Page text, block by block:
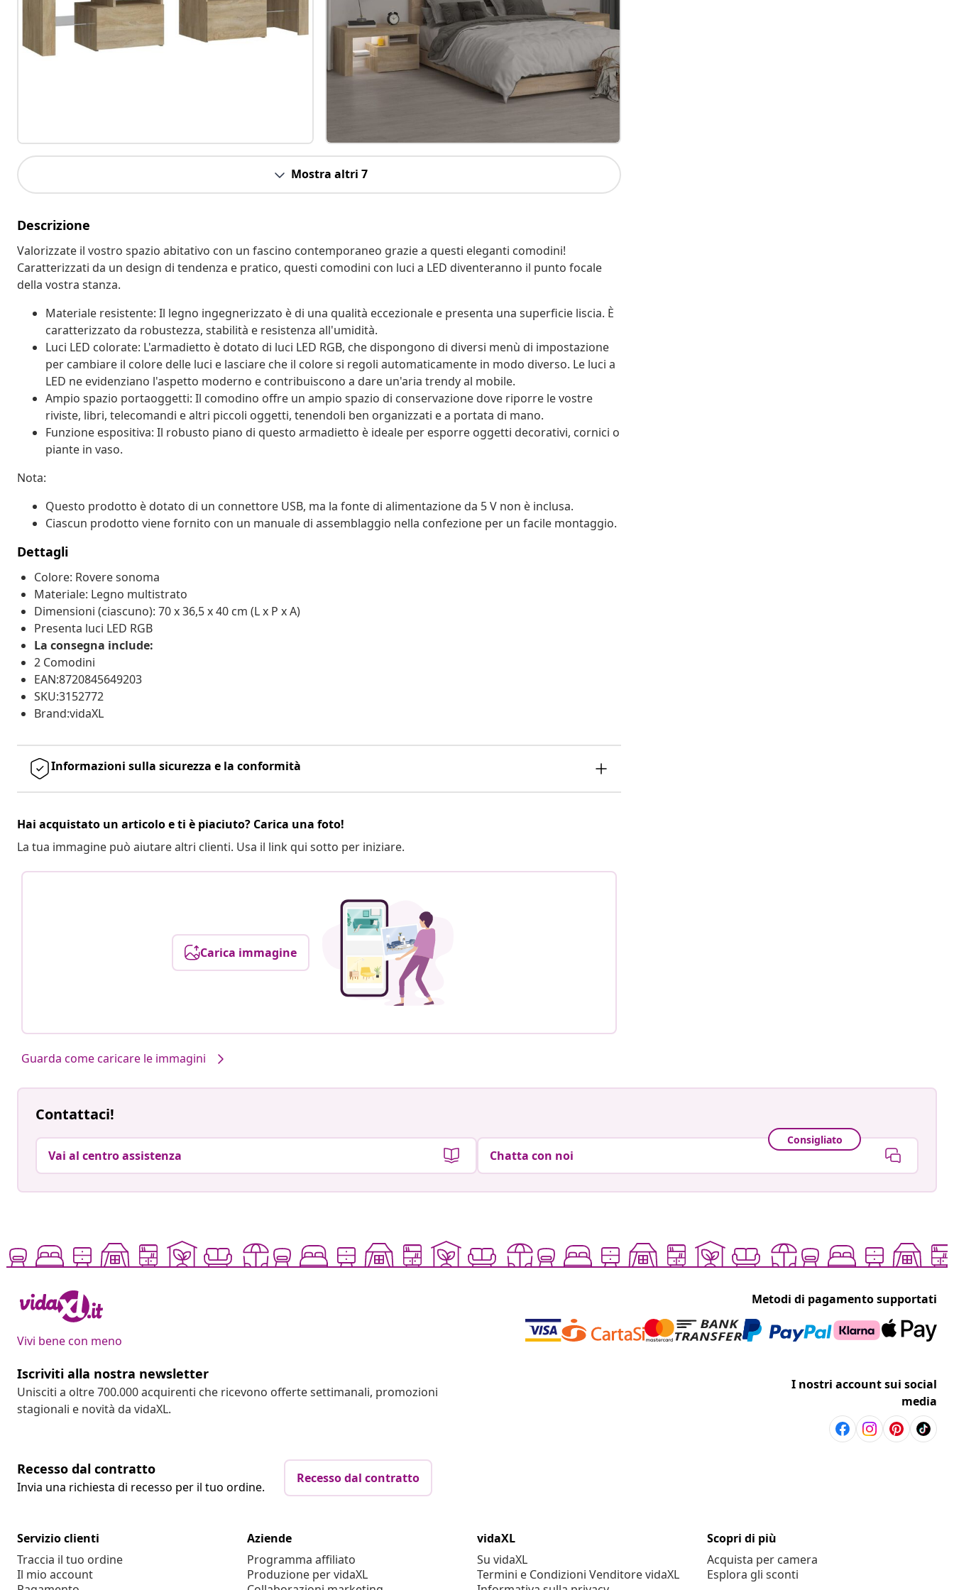
Mostra altri 7
Descrizione
Valorizzate il vostro spazio abitativo con un fascino contemporaneo grazie a questi eleganti comodini!
Caratterizzati da un design di tendenza e pratico, questi comodini con luci a LED diventeranno il punto focale
della vostra stanza.
Materiale resistente: Il legno ingegnerizzato è di una qualità eccezionale e presenta una superficie liscia. È
caratterizzato da robustezza, stabilità e resistenza all'umidità.
Luci LED colorate: L'armadietto è dotato di luci LED RGB, che dispongono di diversi menù di impostazione
per cambiare il colore delle luci e lasciare che il colore si regoli automaticamente in modo diverso. Le luci a
LED ne evidenziano l'aspetto moderno e contribuiscono a dare un'aria trendy al mobile.
Ampio spazio portaoggetti: Il comodino offre un ampio spazio di conservazione dove riporre le vostre
riviste, libri, telecomandi e altri piccoli oggetti, tenendoli ben organizzati e a portata di mano.
Funzione espositiva: Il robusto piano di questo armadietto è ideale per esporre oggetti decorativi, cornici o
piante in vaso.
Nota:
Questo prodotto è dotato di un connettore USB, ma la fonte di alimentazione da 5 V non è inclusa.
Ciascun prodotto viene fornito con un manuale di assemblaggio nella confezione per un facile montaggio.
Dettagli
Colore: Rovere sonoma
Materiale: Legno multistrato
Dimensioni (ciascuno): 70 x 36,5 x 40 cm (L x P x A)
Presenta luci LED RGB
La consegna include:
2 Comodini
EAN:8720845649203
SKU:3152772
Brand:vidaXL
Informazioni sulla sicurezza e la conformità
Hai acquistato un articolo e ti è piaciuto? Carica una foto!
La tua immagine può aiutare altri clienti. Usa il link qui sotto per iniziare.
Carica immagine
Guarda come caricare le immagini
Contattaci!
Vai al centro assistenza
Consigliato
Chatta con noi
Vivi bene con meno
Metodi di pagamento supportati
Iscriviti alla nostra newsletter
Unisciti a oltre 700.000 acquirenti che ricevono offerte settimanali, promozioni
stagionali e novità da vidaXL.
I nostri account sui social
media
Recesso dal contratto
Invia una richiesta di recesso per il tuo ordine.
Recesso dal contratto
Servizio clienti
Traccia il tuo ordine
Il mio account
Aziende
Programma affiliato
Produzione per vidaXL
vidaXL
Su vidaXL
Termini e Condizioni Venditore vidaXL
Scopri di più
Acquista per camera
Esplora gli sconti